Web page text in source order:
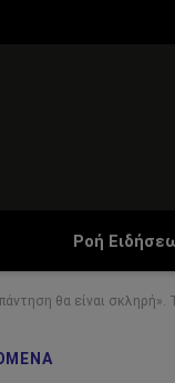
Ροή
θα είναι